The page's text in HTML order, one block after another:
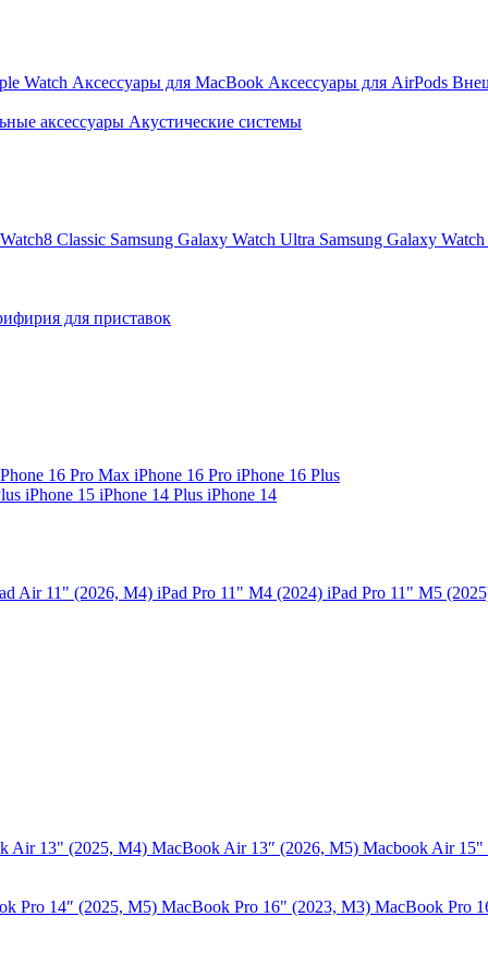
Watch Аксессуары для MacBook Аксессуары для AirPods
аксессуары Акустические системы
Classic Samsung Galaxy Watch Ultra Samsung Galaxy
для приставок
16 Pro Max iPhone 16 Pro iPhone 16 Plus
iPhone 15 iPhone 14 Plus iPhone 14
Air 11" (2026, M4) iPad Pro 11" M4 (2024) iPad Pro 11" M5
Air 13" (2025, M4) MacBook Air 13″ (2026, M5) Macbook Air 15"
Pro 14″ (2025, M5) MacBook Pro 16" (2023, M3) MacBook Pro